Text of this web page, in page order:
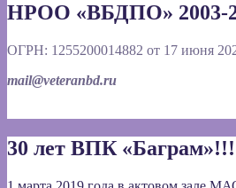
НРОО «ВБДПО» 2003-
ОГРН: 1255200014882 от 17 июня
mail@veteranbd.ru
30 лет ВПК «Баграм»!!!